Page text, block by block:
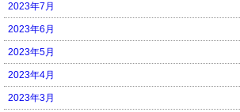
2023年7月
2023年6月
2023年5月
2023年4月
2023年3月